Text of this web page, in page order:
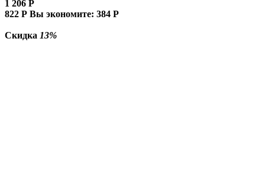
1 206 Р
822 Р Вы экономите: 384 Р
Скидка 13%